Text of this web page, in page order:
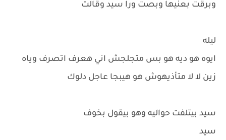
وبرقت بعنيها وبصت ورا سيد وقالت
ليله
ايوه هو ديه هو بس متجلجش اني هعرف اتصرف وياه
زين لا لا متأذيهوش هو هيبجا عاجل دلوك
سيد بيتلفت حواليه وهو بيقول بخوف
سيد